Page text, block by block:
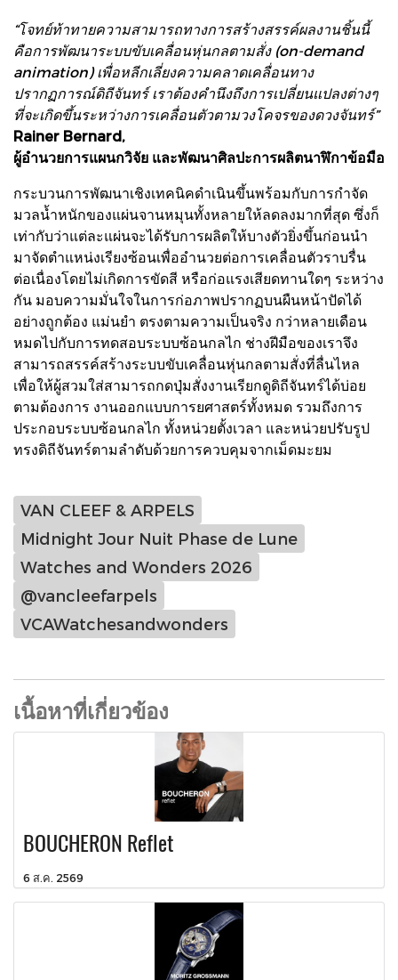
“โจทย์ท้าทายความสามารถทางการสร้างสรรค์ผลงานชิ้นนี้
คือการพัฒนาระบบขับเคลื่อนหุ่นกลตามสั่ง (on-demand
animation) เพื่อหลีกเลี่ยงความคลาดเคลื่อนทาง
ปรากฏการณ์ดิถีจันทร์ เราต้องคำนึงถึงการเปลี่ยนแปลงต่างๆ
ที่จะเกิดขึ้นระหว่างการเคลื่อนตัวตามวงโคจรของดวงจันทร์”
Rainer Bernard,
ผู้อำนวยการแผนกวิจัย และพัฒนาศิลปะการผลิตนาฬิกาข้อมือ
กระบวนการพัฒนาเชิงเทคนิคดำเนินขึ้นพร้อมกับการกำจัด
มวลน้ำหนักของแผ่นจานหมุนทั้งหลายให้ลดลงมากที่สุด ซึ่งก็
เท่ากับว่าแต่ละแผ่นจะได้รับการผลิตให้บางตัวยิ่งขึ้นก่อนนำ
มาจัดตำแหน่งเรียงซ้อนเพื่ออำนวยต่อการเคลื่อนตัวราบรื่น
ต่อเนื่องโดยไม่เกิดการขัดสี หรือก่อแรงเสียดทานใดๆ ระหว่าง
กัน มอบความมั่นใจในการก่อภาพปรากฏบนผืนหน้าปัดได้
อย่างถูกต้อง แม่นยำ ตรงตามความเป็นจริง กว่าหลายเดือน
หมดไปกับการทดสอบระบบซ้อนกลไก ช่างฝีมือของเราจึง
สามารถสรรค์สร้างระบบขับเคลื่อนหุ่นกลตามสั่งที่ลื่นไหล
เพื่อให้ผู้สวมใส่สามารถกดปุ่มสั่งงานเรียกดูดิถีจันทร์ได้บ่อย
ตามต้องการ งานออกแบบการยศาสตร์ทั้งหมด รวมถึงการ
ประกอบระบบซ้อนกลไก ทั้งหน่วยตั้งเวลา และหน่วยปรับรูป
ทรงดิถีจันทร์ตามลำดับด้วยการควบคุมจากเม็ดมะยม
VAN CLEEF & ARPELS
Midnight Jour Nuit Phase de Lune
Watches and Wonders 2026
@vancleefarpels
VCAWatchesandwonders
เนื้อหาที่เกี่ยวข้อง
BOUCHERON Reflet
6 ส.ค. 2569